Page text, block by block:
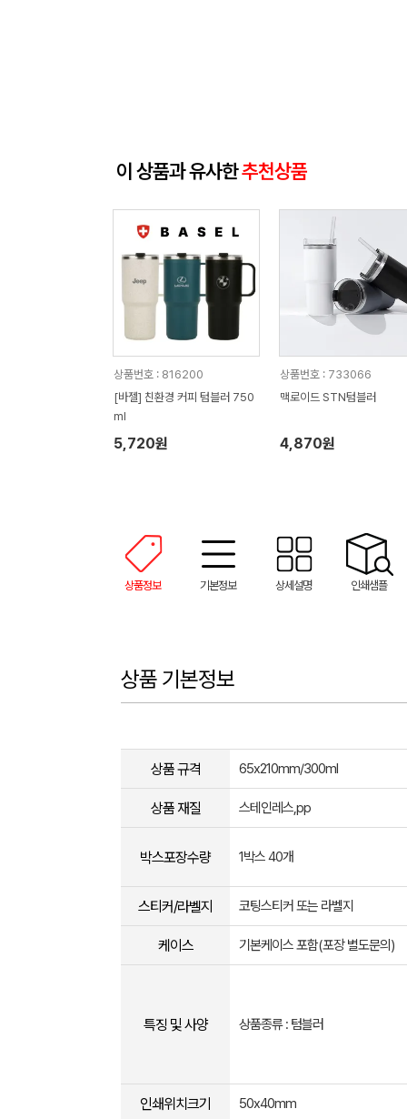
이 상품과 유사한추천상품
상품번호 : 816200
[바젤] 친환경 커피 텀블러 750
ml
5,720원
상품번호 : 733066
맥로이드 STN텀블러
4,870원
상품정보 기본정보 상세설명 인쇄샘플
상품 기본정보
상품 규격 65x210mm/300ml
상품 재질 스테인레스,pp
박스포장수량 1박스 40개
스티커/라벨지 코팅스티커 또는 라벨지
케이스 기본케이스 포함(포장 별도문의)
특징 및 사양 상품종류 : 텀블러
인쇄위치크기 50x40mm